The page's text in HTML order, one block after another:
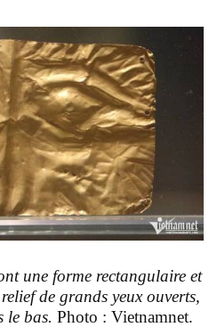
une forme rectangulaire et
de grands yeux ouverts,
le bas. Photo : Vietnamnet.